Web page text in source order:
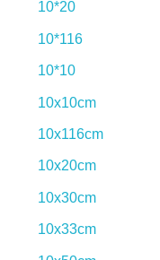
10*20
10*116
10*10
10x10cm
10x116cm
10x20cm
10x30cm
10x33cm